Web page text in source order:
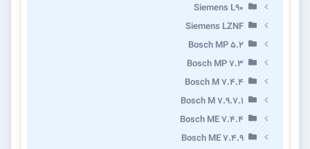
Siemens L90
Siemens LZNF
Bosch MP 5.2
Bosch MP 7.3
Bosch M 7.4.4
Bosch M 7.9.7.1
Bosch ME 7.4.4
Bosch ME 7.4.9